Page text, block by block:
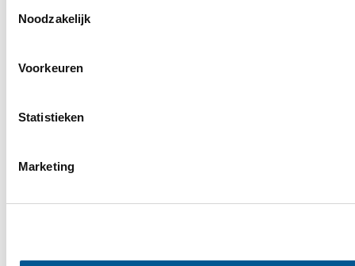
websiteverkeer te analyseren. Ook delen we informatie
Noodzakelijk
Voorkeuren
Statistieken
Marketing